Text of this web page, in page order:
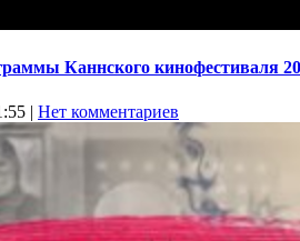
Каннского кинофестиваля
| Нет комментариев